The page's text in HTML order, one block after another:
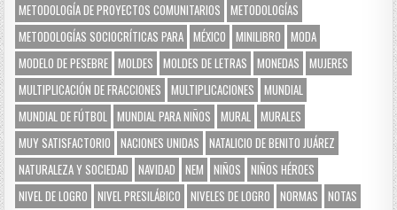
METODOLOGÍA DE PROYECTOS COMUNITARIOS
METODOLOGÍAS
METODOLOGÍAS SOCIOCRÍTICAS PARA MÉXICO MINILIBRO
MODA
MODELO DE PESEBRE MOLDES MOLDES DE LETRAS MONEDAS
MUJERES
MULTIPLICACIÓN DE FRACCIONES
MULTIPLICACIONES
MUNDIAL
MUNDIAL DE FÚTBOL MUNDIAL PARA NIÑOS MURAL MURALES
MUY SATISFACTORIO
NACIONES UNIDAS
NATALICIO DE BENITO JUÁREZ
NATURALEZA Y SOCIEDAD
NAVIDAD NEM NIÑOS
NIÑOS HÉROES
NIVEL DE LOGRO
NIVEL PRESILÁBICO NIVELES DE LOGRO NORMAS
NOTAS